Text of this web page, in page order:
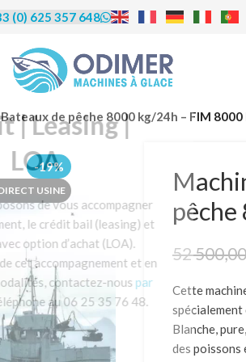
| Leasing |
LOA
proposons de vous accompagner
le crédit bail (leasing) et
avec option d’achat (LOA).
de cet accompagnement et en
les modalités, contactez-nous
par téléphone au 06 25 35 76 48.
(0) 625 357 648
de pêche 8000 kg/24h – FIM 8000
-19%
USINE
52 500,00
Cette
spécialement
Blanche,
des poissons